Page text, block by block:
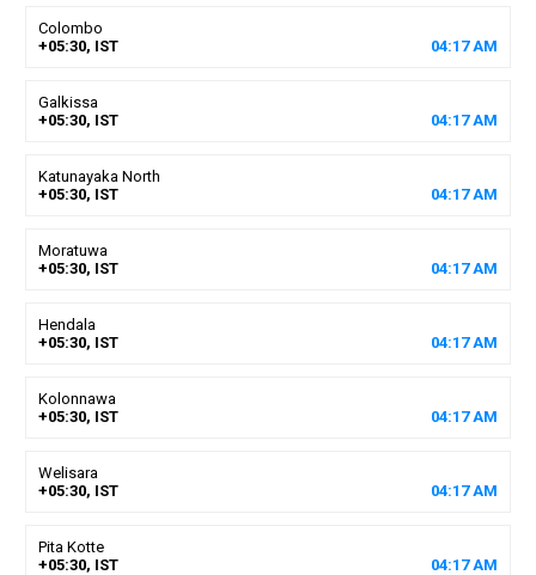
Colombo
+05:30, IST
04:17AM
Galkissa
+05:30, IST
04:17AM
Katunayaka North
+05:30, IST
04:17AM
Moratuwa
+05:30, IST
04:17AM
Hendala
+05:30, IST
04:17AM
Kolonnawa
+05:30, IST
04:17AM
Welisara
+05:30, IST
04:17AM
Pita Kotte
+05:30, IST
04:17AM